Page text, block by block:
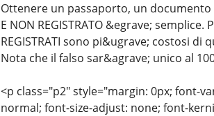
Ottenere un passaporto, un
E NON REGISTRATO &egrave;
REGISTRATI sono pi&ugrave; costosi di
Nota che il falso sar&agrave; unico al
<p class="p2" style="margin: 0px; font-
normal; font-size-adjust: none; font-